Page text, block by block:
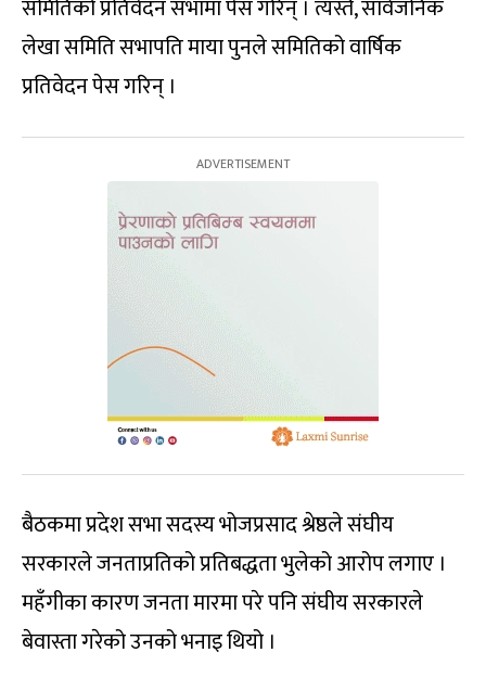
समितिको प्रतिवेदन सभामा पेस गरिन् । त्यस्तै, सार्वजनिक
लेखा समिति सभापति माया पुनले समितिको वार्षिक
प्रतिवेदन पेस गरिन् ।
बैठकमा प्रदेश सभा सदस्य भोजप्रसाद श्रेष्ठले संघीय
सरकारले जनताप्रतिको प्रतिबद्धता भुलेको आरोप लगाए ।
महँगीका कारण जनता मारमा परे पनि संघीय सरकारले
बेवास्ता गरेको उनको भनाइ थियो ।